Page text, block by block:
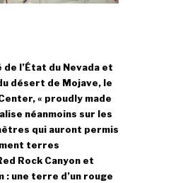
l’État du Nevada et
désert de Mojave, le
« proudly made
néanmoins sur les
qui auront permis
terres
Rock Canyon et
: une terre d’un rouge